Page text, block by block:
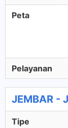
Peta
Pelayanan
JEMBAR -
Tipe